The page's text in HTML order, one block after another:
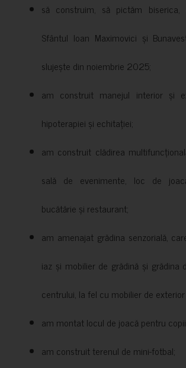
să construim, să pictăm
Sfântul Ioan Maximovici și
slujește din noiembrie 2025;
am construit manejul interior și
hipoterapiei și echitației;
am construit clădirea
sală de evenimente, loc de
bucătărie și restaurant;
am amenajat grădina senzorială,
iaz și mobilier de grădină și grădina
centrului, la fel cu mobilier de
am montat locul de joacă pentru
am construit terenul de mini-fotbal;